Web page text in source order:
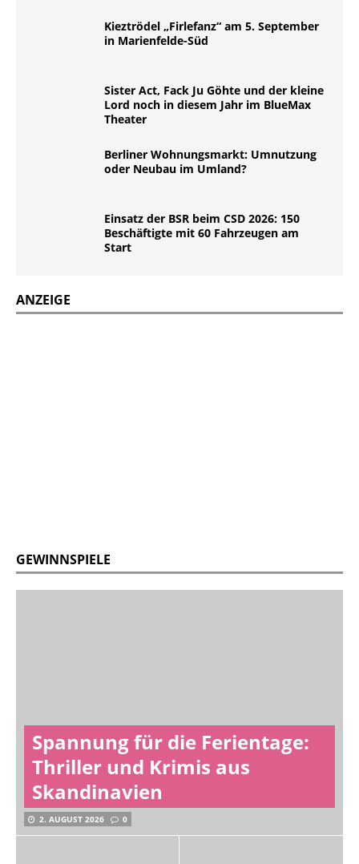
Kieztrödel „Firlefanz“ am 5. September
in Marienfelde-Süd
Sister Act, Fack Ju Göhte und der kleine
Lord noch in diesem Jahr im BlueMax
Theater
Berliner Wohnungsmarkt: Umnutzung
oder Neubau im Umland?
Einsatz der BSR beim CSD 2026: 150
Beschäftigte mit 60 Fahrzeugen am
Start
ANZEIGE
GEWINNSPIELE
Spannung für die Ferientage:
Thriller und Krimis aus
Skandinavien
2. AUGUST 2026 0